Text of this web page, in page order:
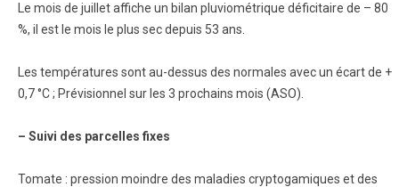
Le mois de juillet affiche un bilan pluviométrique déficitaire de – 80
%, il est le mois le plus sec depuis 53 ans.
Les températures sont au-dessus des normales avec un écart de +
0,7 °C ; Prévisionnel sur les 3 prochains mois (ASO).
– Suivi des parcelles fixes
Tomate : pression moindre des maladies cryptogamiques et des